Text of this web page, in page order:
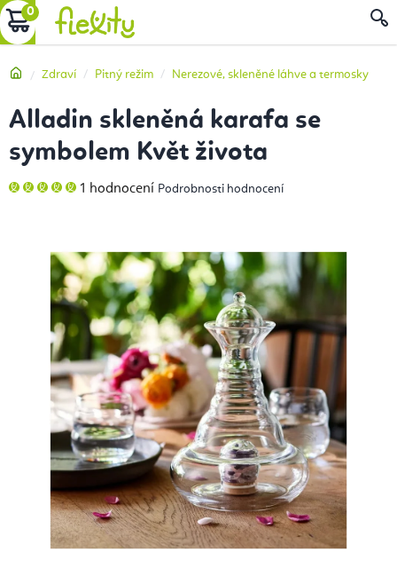
Přejít
na
NÁKUPNÍ
DomůZdraví Pitný režim Nerezové, skleněné láhve a termosky
Alladin skleněná karafa se
symbolem Květ života
Průměrné
hodnocení
hvězdiček.
1 hodnocení Podrobnosti hodnocení